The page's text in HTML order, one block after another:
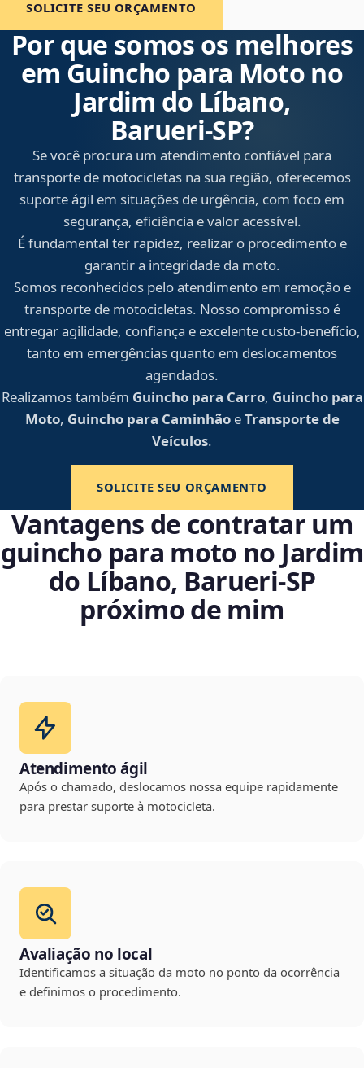
SOLICITE SEU ORÇAMENTO
Por que somos os melhores
em Guincho para Moto no
Jardim do Líbano,
Barueri‑SP?
Se você procura um atendimento confiável para
transporte de motocicletas na sua região, oferecemos
suporte ágil em situações de urgência, com foco em
segurança, eficiência e valor acessível.
É fundamental ter rapidez, realizar o procedimento e
garantir a integridade da moto.
Somos reconhecidos pelo atendimento em remoção e
transporte de motocicletas. Nosso compromisso é
entregar agilidade, confiança e excelente custo-benefício,
tanto em emergências quanto em deslocamentos
agendados.
Realizamos também Guincho para Carro, Guincho para
Moto, Guincho para CaminhãoeTransporte de
Veículos.
SOLICITE SEU ORÇAMENTO
Vantagens de contratar um
guincho para moto no Jardim
do Líbano, Barueri‑SP
próximo de mim
Atendimento ágil
Após o chamado, deslocamos nossa equipe rapidamente
para prestar suporte à motocicleta.
Avaliação no local
Identificamos a situação da moto no ponto da ocorrência
e definimos o procedimento.